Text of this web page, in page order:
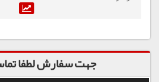
جهت سفارش لطفا